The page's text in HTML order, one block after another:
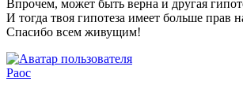
Впрочем, может быть верна и другая
И тогда твоя гипотеза имеет больше прав
Спасибо всем живущим!
Раос